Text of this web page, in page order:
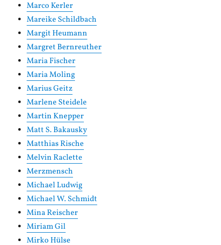
Marco Kerler
Mareike Schildbach
Margit Heumann
Margret Bernreuther
Maria Fischer
Maria Moling
Marius Geitz
Marlene Steidele
Martin Knepper
Matt S. Bakausky
Matthias Rische
Melvin Raclette
Merzmensch
Michael Ludwig
Michael W. Schmidt
Mina Reischer
Miriam Gil
Mirko Hülse